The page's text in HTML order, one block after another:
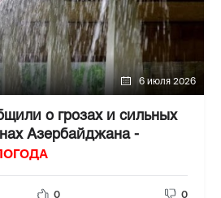
6 июля 2026
о грозах и сильных
Азербайджана -
0 0